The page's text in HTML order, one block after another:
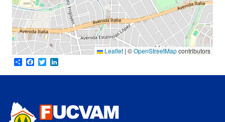
Leaflet | ©OpenStreetMapcontributors
ShareFacebook
Twitter